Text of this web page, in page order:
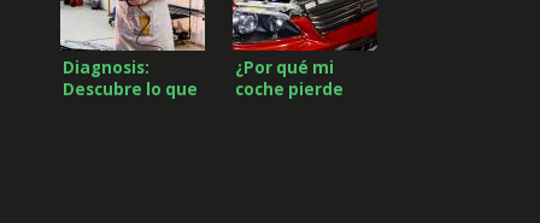
Diagnosis:
Descubre lo que
¿Por qué mi
coche pierde